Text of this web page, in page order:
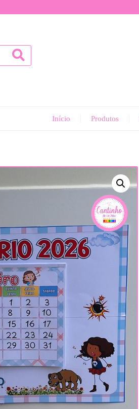
Início Produtos